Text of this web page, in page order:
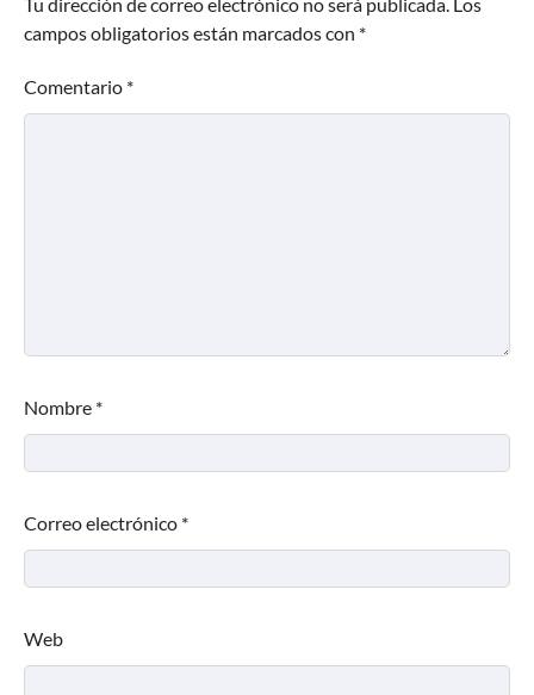
campos obligatorios están marcados con *
Comentario *
Nombre *
Correo electrónico *
Web